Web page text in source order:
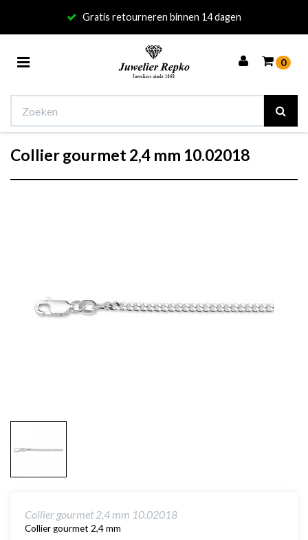
Gratis retourneren binnen 14 dagen
Toggle
0
Winkelwagen
Collier gourmet 2,4 mm 10.02018
Collier gourmet 2,4 mm 10.02018
Collier gourmet 2,4 mm